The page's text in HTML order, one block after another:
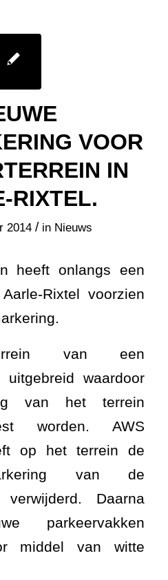
VOOR
IN
RIXTEL.
2014 / in Nieuws
heeft onlangs een
Rixtel voorzien
van een
waardoor
van het terrein
worden. AWS
op het terrein de
van de
verwijderd. Daarna
parkeervakken
middel van witte